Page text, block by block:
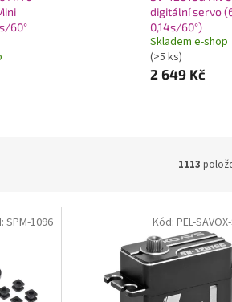
60°
digitální servo
0,14s/60°)
Skladem e-shop
(>5 ks)
2 649 Kč
1113
SPM-1096 Kód: PEL-